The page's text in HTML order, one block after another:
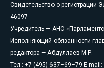
Свидетельство о регистрации
46097
Учредитель — АНО
Исполняющий обязанности
редактора — Абдуллаев М.Р.
Тел.: +7 (495) 637–69–79 E-mail: